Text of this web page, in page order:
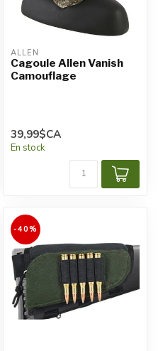
ALLEN
Cagoule Allen Vanish
Camouflage
39,99$CA
En stock
-40%